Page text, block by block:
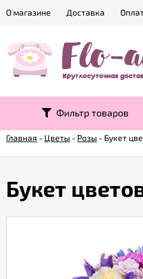
О магазине Доставка
Фильтр товаров
Главная - Цветы - Розы - Букет
Букет